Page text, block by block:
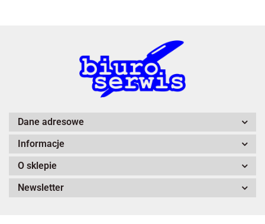
A4 Tech
Dane adresowe
Informacje
O sklepie
Newsletter